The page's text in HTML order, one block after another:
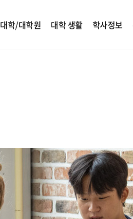
대학/대학원 대학 생활 학사정보